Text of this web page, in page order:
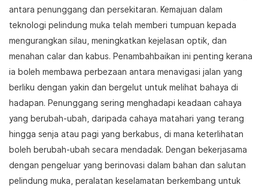
antara penunggang dan persekitaran. Kemajuan dalam
teknologi pelindung muka telah memberi tumpuan kepada
mengurangkan silau, meningkatkan kejelasan optik, dan
menahan calar dan kabus. Penambahbaikan ini penting kerana
ia boleh membawa perbezaan antara menavigasi jalan yang
berliku dengan yakin dan bergelut untuk melihat bahaya di
hadapan. Penunggang sering menghadapi keadaan cahaya
yang berubah-ubah, daripada cahaya matahari yang terang
hingga senja atau pagi yang berkabus, di mana keterlihatan
boleh berubah-ubah secara mendadak. Dengan bekerjasama
dengan pengeluar yang berinovasi dalam bahan dan salutan
pelindung muka, peralatan keselamatan berkembang untuk